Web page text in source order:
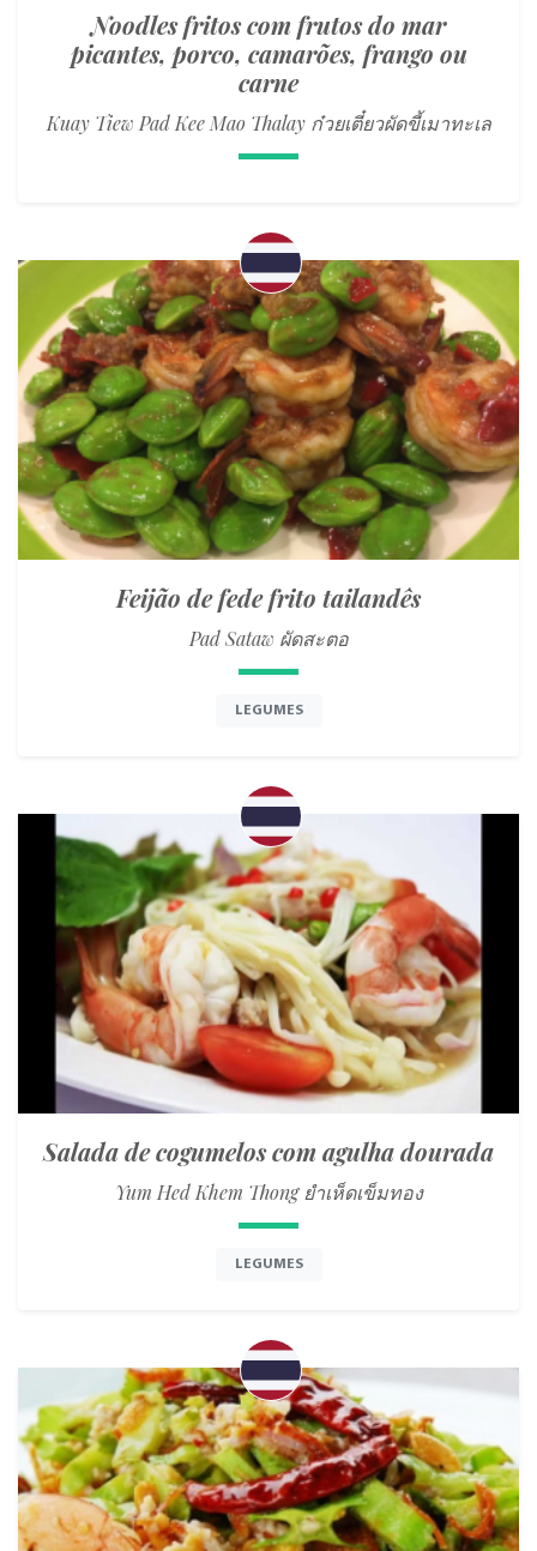
Noodles fritos com frutos do mar
picantes, porco, camarões, frango ou
carne
Kuay Tiew Pad Kee Mao Thalay ก๋วยเตี๋ยวผัดขี้เมาทะเล
Feijão de fede frito tailandês
Pad Sataw ผัดสะตอ
LEGUMES
Salada de cogumelos com agulha dourada
Yum Hed Khem Thong ยำเห็ดเข็มทอง
LEGUMES